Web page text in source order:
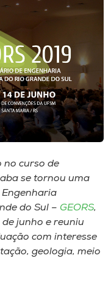
no curso de
se tornou uma
Engenharia
do Sul – GEORS,
junho e reuniu
com interesse
geologia, meio